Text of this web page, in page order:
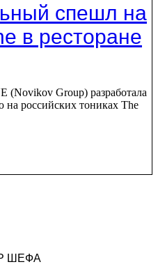
спешл на
в ресторане
Group) разработала
на российских тониках The
ШЕФА